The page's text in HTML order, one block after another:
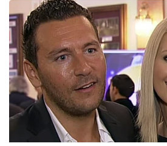
Youtubeři
Virály
Sex a vztahy
Videa
Sledujte prima+